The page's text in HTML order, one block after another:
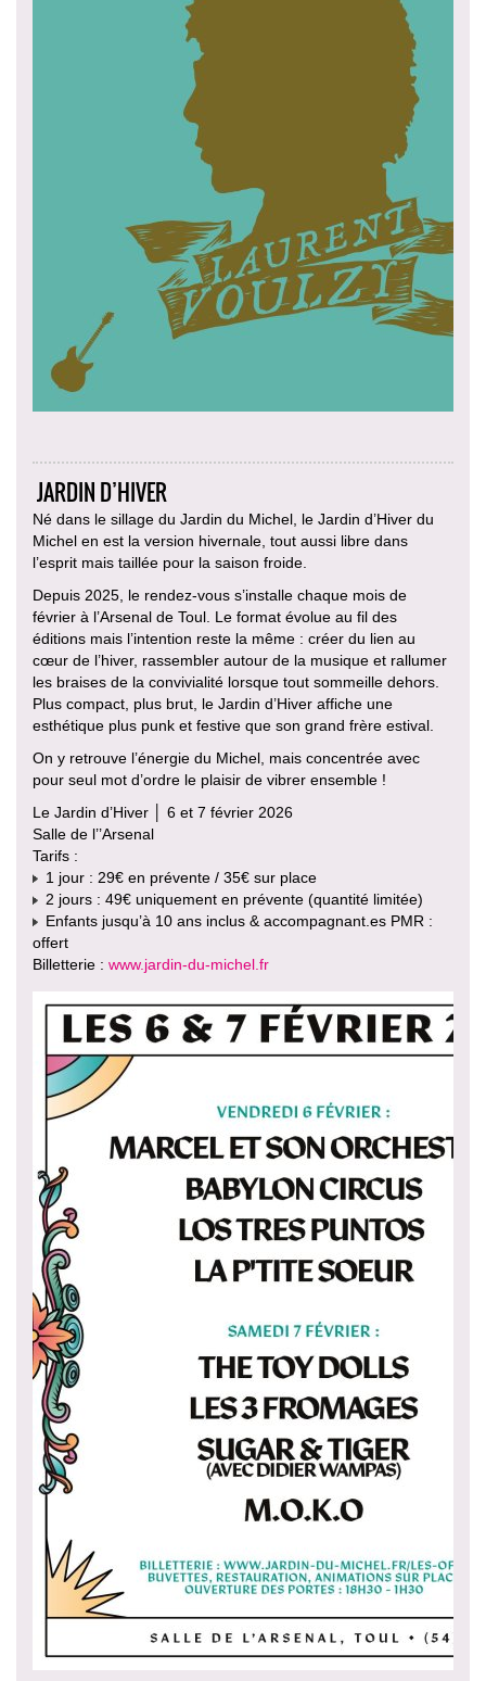
JARDIN D’HIVER
Né dans le sillage du Jardin du Michel, le Jardin d’Hiver du
Michel en est la version hivernale, tout aussi libre dans
l’esprit mais taillée pour la saison froide.
Depuis 2025, le rendez-vous s’installe chaque mois de
février à l’Arsenal de Toul. Le format évolue au fil des
éditions mais l’intention reste la même : créer du lien au
cœur de l’hiver, rassembler autour de la musique et rallumer
les braises de la convivialité lorsque tout sommeille dehors.
Plus compact, plus brut, le Jardin d’Hiver affiche une
esthétique plus punk et festive que son grand frère estival.
On y retrouve l’énergie du Michel, mais concentrée avec
pour seul mot d’ordre le plaisir de vibrer ensemble !
Le Jardin d’Hiver │ 6 et 7 février 2026
Salle de l’’Arsenal
Tarifs :
1 jour : 29€ en prévente / 35€ sur place
2 jours : 49€ uniquement en prévente (quantité limitée)
Enfants jusqu’à 10 ans inclus & accompagnant.es PMR :
offert
Billetterie : www.jardin-du-michel.fr